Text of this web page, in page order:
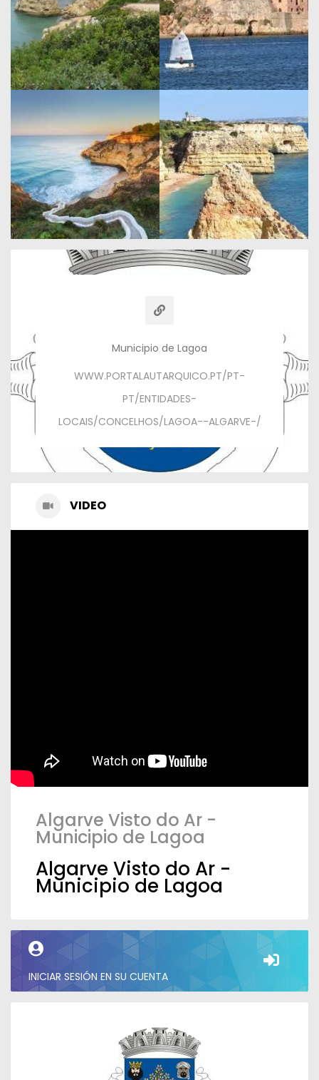
Municipio de Lagoa
WWW.PORTALAUTARQUICO.PT/PT-
PT/ENTIDADES-
LOCAIS/CONCELHOS/LAGOA--ALGARVE-/
VIDEO
Algarve Visto do Ar -
Municipio de Lagoa
Algarve Visto do Ar -
Municipio de Lagoa
INICIAR SESIÓN EN SU CUENTA